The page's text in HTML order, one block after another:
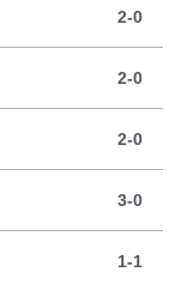
2-0
2-0
2-0
3-0
1-1